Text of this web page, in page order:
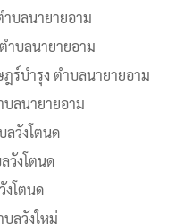
ำบลนายายอาม
ำบลนายายอาม
ร์บำรุง ตำบลนายายอาม
บลนายายอาม
ลวังโตนด
วังโตนด
งโตนด
ลวังใหม่